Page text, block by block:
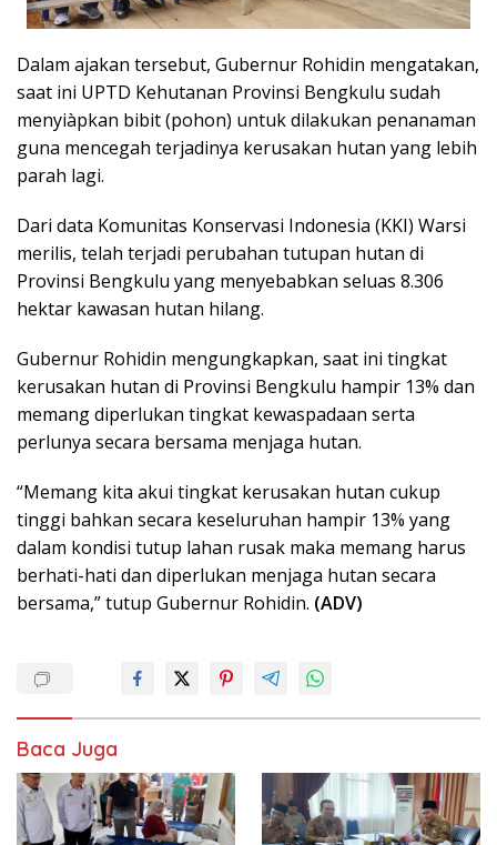
Dalam ajakan tersebut, Gubernur Rohidin mengatakan,
saat ini UPTD Kehutanan Provinsi Bengkulu sudah
menyiàpkan bibit (pohon) untuk dilakukan penanaman
guna mencegah terjadinya kerusakan hutan yang lebih
parah lagi.
Dari data Komunitas Konservasi Indonesia (KKI) Warsi
merilis, telah terjadi perubahan tutupan hutan di
Provinsi Bengkulu yang menyebabkan seluas 8.306
hektar kawasan hutan hilang.
Gubernur Rohidin mengungkapkan, saat ini tingkat
kerusakan hutan di Provinsi Bengkulu hampir 13% dan
memang diperlukan tingkat kewaspadaan serta
perlunya secara bersama menjaga hutan.
“Memang kita akui tingkat kerusakan hutan cukup
tinggi bahkan secara keseluruhan hampir 13% yang
dalam kondisi tutup lahan rusak maka memang harus
berhati-hati dan diperlukan menjaga hutan secara
bersama,” tutup Gubernur Rohidin. (ADV)
Baca Juga